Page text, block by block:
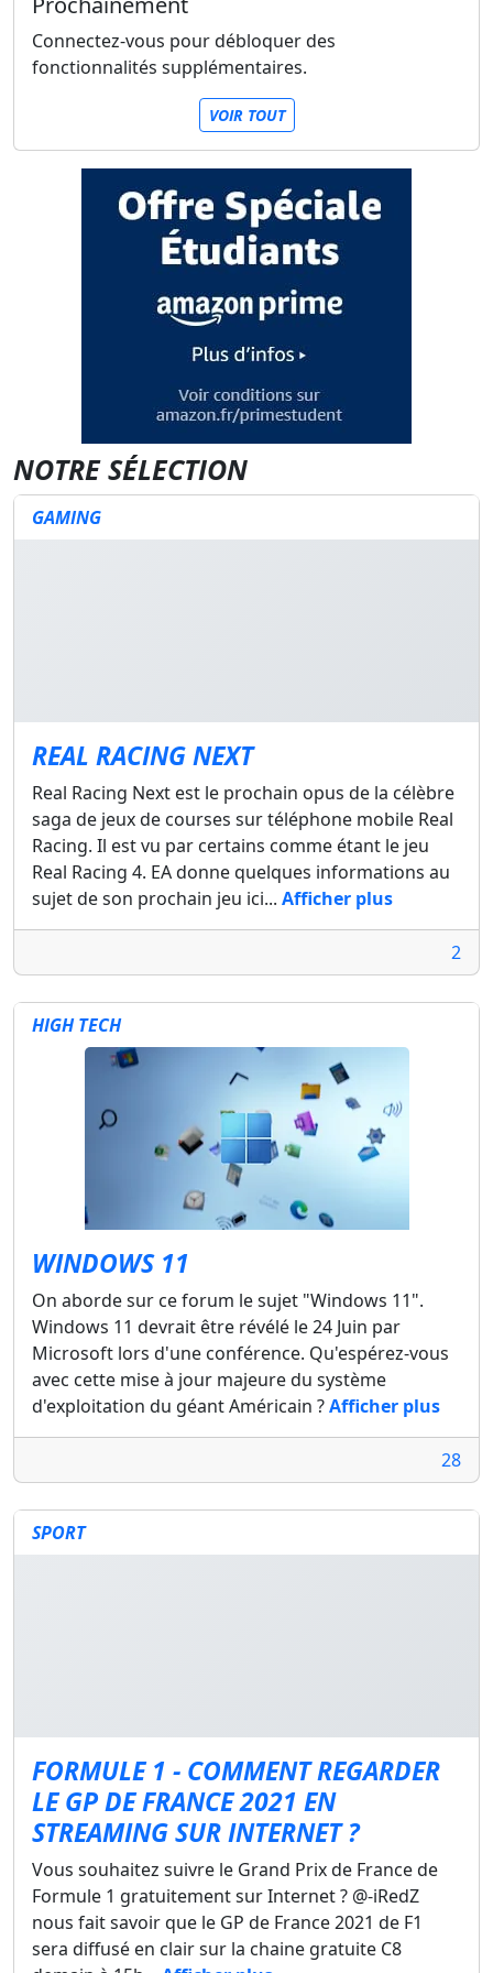
Connectez-vous pour débloquer des
fonctionnalités supplémentaires.
VOIR TOUT
NOTRE SÉLECTION
GAMING
REAL RACING NEXT
Real Racing Next est le prochain opus de la célèbre
saga de jeux de courses sur téléphone mobile Real
Racing. Il est vu par certains comme étant le jeu
Real Racing 4. EA donne quelques informations au
sujet de son prochain jeu ici... Afficher plus
2
HIGH TECH
WINDOWS 11
On aborde sur ce forum le sujet "Windows 11".
Windows 11 devrait être révélé le 24 Juin par
Microsoft lors d'une conférence. Qu'espérez-vous
avec cette mise à jour majeure du système
d'exploitation du géant Américain ?Afficher plus
28
SPORT
FORMULE 1 - COMMENT REGARDER
LE GP DE FRANCE 2021 EN
STREAMING SUR INTERNET ?
Vous souhaitez suivre le Grand Prix de France de
Formule 1 gratuitement sur Internet ? @-iRedZ
nous fait savoir que le GP de France 2021 de F1
sera diffusé en clair sur la chaine gratuite C8